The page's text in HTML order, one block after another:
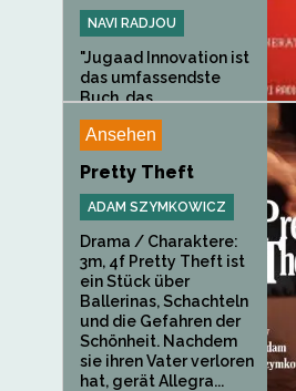
NAVI RADJOU
"Jugaad Innovation ist
das umfassendste
Buch, das...
Ansehen
Pretty Theft
ADAM SZYMKOWICZ
Drama / Charaktere:
3m, 4f Pretty Theft ist
ein Stück über
Ballerinas, Schachteln
und die Gefahren der
Schönheit. Nachdem
sie ihren Vater verloren
hat, gerät Allegra...